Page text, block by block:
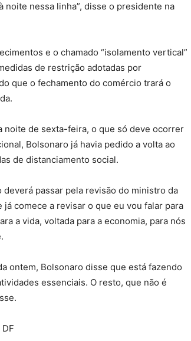
noite nessa linha”, disse o presidente na
e o chamado “isolamento vertical”
de restrição adotadas por
que o fechamento do comércio trará o
noite de sexta-feira, o que só deve ocorrer
Bolsonaro já havia pedido a volta ao
de distanciamento social.
passar pela revisão do ministro da
já comece a revisar o que eu vou falar para
a vida, voltada para a economia, para nós
ontem, Bolsonaro disse que está fazendo
essenciais. O resto, que não é